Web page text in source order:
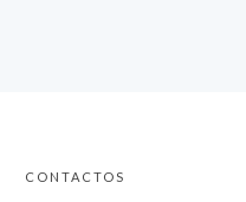
CONTACTOS